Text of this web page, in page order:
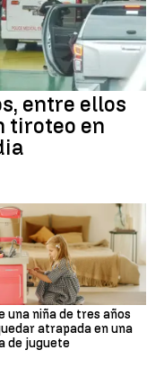
entre ellos
tiroteo en
una niña de tres años
atrapada en una
de juguete